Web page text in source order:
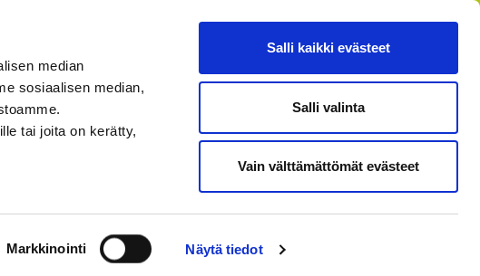
median
sosiaalisen median,
tai joita on kerätty,
Markkinointi Näytä tiedot
Salli kaikki evästeet
Salli valinta
Vain välttämättömät evästeet
FI SV EN RU
MENU
/ Kimberly